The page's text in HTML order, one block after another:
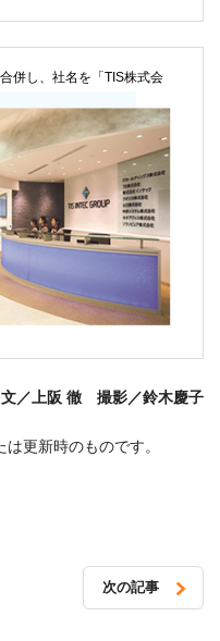
併し、社名を「TIS株式会
／上阪 徹 撮影／鈴木慶子
更新時のものです。
次の記事